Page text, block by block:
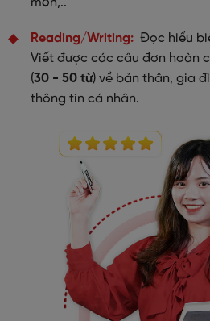
món,..
Reading/Writing
Đọc hiểu
Viết được các câu đơn hoàn
(30 - 50 từ) về bản thân, gia
thông tin cá nhân.